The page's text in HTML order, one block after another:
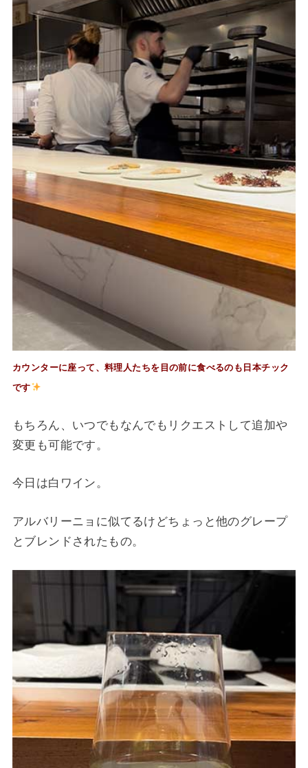
カウンターに座って、料理人たちを目の前に食べるのも日本チック
です
もちろん、いつでもなんでもリクエストして追加や
変更も可能です。
今日は白ワイン。
アルバリーニョに似てるけどちょっと他のグレープ
とブレンドされたもの。